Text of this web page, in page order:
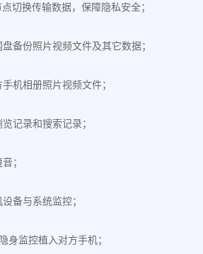
切换传输数据，保障隐私安全；
备份照片视频文件及其它数据；
机相册照片视频文件；
记录和搜索记录；
；
备与系统监控；
身监控植入对方手机；